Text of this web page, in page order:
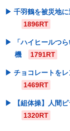
千羽鶴を被災地
1896RT
「ハイヒールつ
機
1791RT
チョコレートを
1469RT
【組体操】人間
1320RT